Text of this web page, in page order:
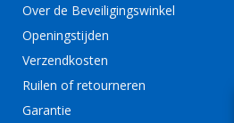
Over de Beveiligingswinkel
Openingstijden
Verzendkosten
Ruilen of retourneren
Garantie